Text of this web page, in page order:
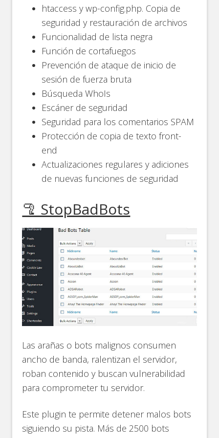
htaccess y wp-config.php. Copia de
seguridad y restauración de archivos
Funcionalidad de lista negra
Función de cortafuegos
Prevención de ataque de inicio de
sesión de fuerza bruta
Búsqueda WhoIs
Escáner de seguridad
Seguridad para los comentarios SPAM
Protección de copia de texto front-
end
Actualizaciones regulares y adiciones
de nuevas funciones de seguridad
🦿 StopBadBots
Las arañas o bots malignos consumen
ancho de banda, ralentizan el servidor,
roban contenido y buscan vulnerabilidad
para comprometer tu servidor.
Este plugin te permite detener malos bots
siguiendo su pista. Más de 2500 bots